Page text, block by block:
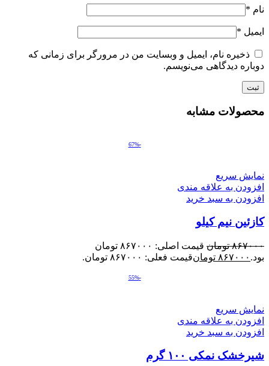
نام *
ایمیل *
ذخیره نام، ایمیل و وبسایت من در مرورگر برای زمانی که
دوباره دیدگاهی می‌نویسم.
محصولات مشابه
-67%
نمایش سریع
افزودن به علاقه مندی
افزودن به سبد خرید
کازئین نیم کیلو
۸۶۷۰۰۰ تومان
قیمت اصلی: ۸۶۷۰۰۰ تومان
بود. ۸۶۷۰۰۰ تومانقیمت فعلی: ۸۶۷۰۰۰ تومان.
-55%
نمایش سریع
افزودن به علاقه مندی
افزودن به سبد خرید
شیرخشک نمکی ۱۰۰ گرم